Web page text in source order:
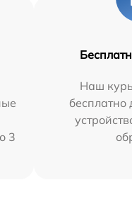
3
Наш
бесплатно